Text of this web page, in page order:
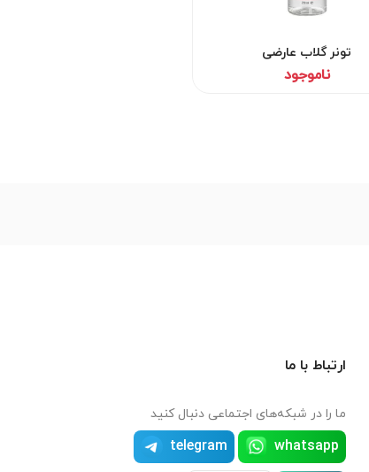
تونر گلاب عارضی
ناموجود
ارتباط با ما
ما را در شبکه‌های اجتماعی دنبال کنید
whatsapp
telegram